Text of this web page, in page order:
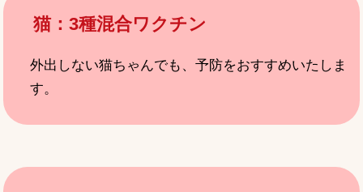
猫：3種混合ワクチン
外出しない猫ちゃんでも、予防をおすすめいたしま
す。